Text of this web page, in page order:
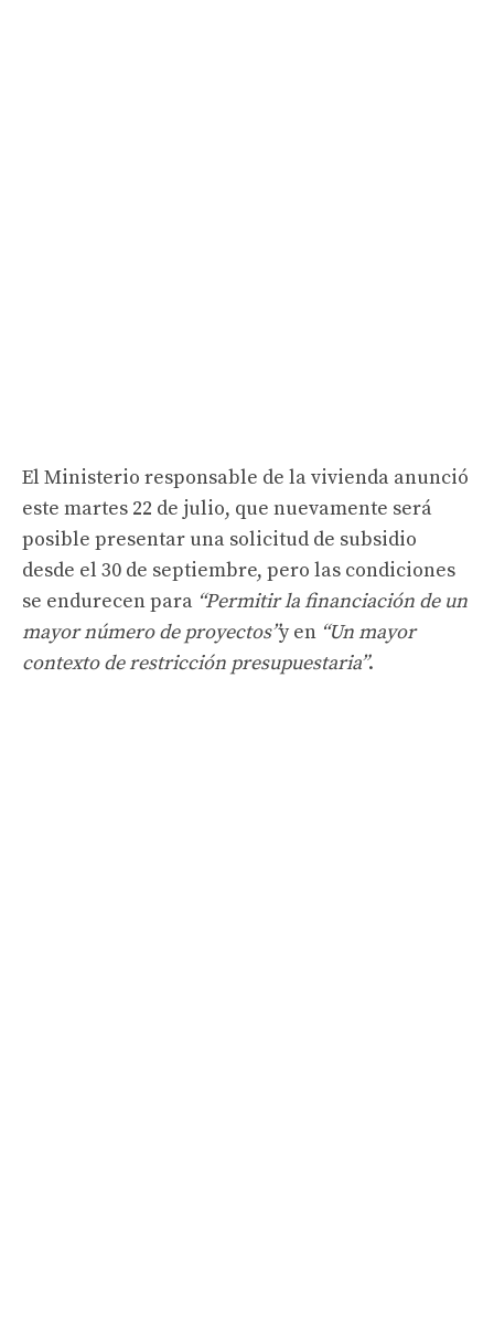
El Ministerio responsable de la vivienda anunció
este martes 22 de julio, que nuevamente será
posible presentar una solicitud de subsidio
desde el 30 de septiembre, pero las condiciones
se endurecen para “Permitir la financiación de un
mayor número de proyectos”y en “Un mayor
contexto de restricción presupuestaria”.